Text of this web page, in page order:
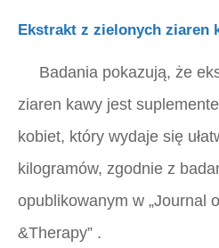
Ekstrakt z zielonych ziaren
Badania pokazują, że
ziaren kawy jest
kobiet, który wydaje się
kilogramów, zgodnie z
opublikowanym w „Journal
&Therapy” .